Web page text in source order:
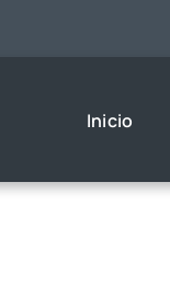
Inicio